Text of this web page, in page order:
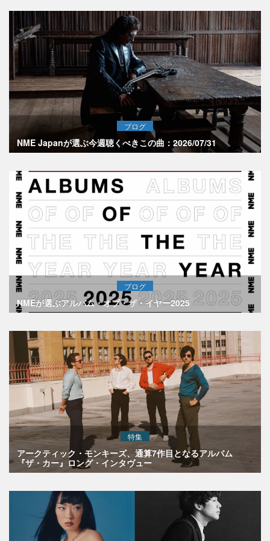
ブログ
NME Japanが選ぶ今週聴くべきこの曲：2026/07/31
ブログ
NMEが選ぶアルバム・オブ・ザ・イヤー2025
特集
アークティック・モンキーズ、通算7作目となるアルバム
『ザ・カー』ロング・インタヴュー